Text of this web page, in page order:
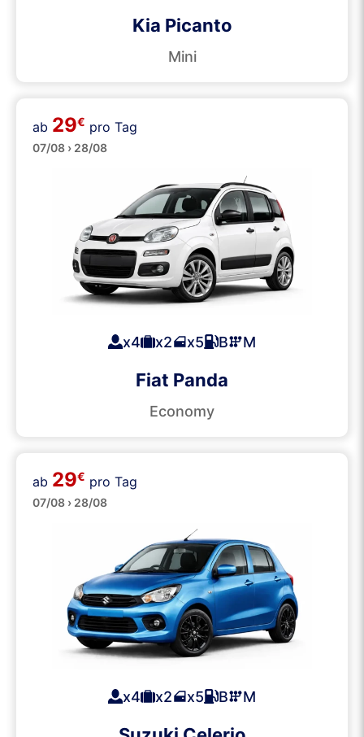
Kia Picanto
Mini
Klein
ab 29€ pro Tag
07/08 › 28/08
x4 x2 x5 B M
Fiat Panda
Economy
Klein
ab 29€ pro Tag
07/08 › 28/08
x4 x2 x5 B M